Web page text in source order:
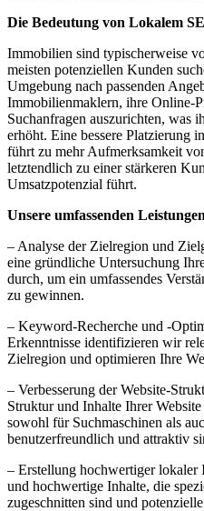
Die Bedeutung von Lokalem
Immobilien sind typischerweise
meisten potenziellen Kunden
Umgebung nach passenden
Immobilienmaklern, ihre Online-
Suchanfragen auszurichten, was
erhöht. Eine bessere Platzierung
führt zu mehr Aufmerksamkeit
letztendlich zu einer stärkeren
Umsatzpotenzial führt.
Unsere umfassenden
– Analyse der Zielregion und
eine gründliche Untersuchung
durch, um ein umfassendes
zu gewinnen.
– Keyword-Recherche und -
Erkenntnisse identifizieren wir
Zielregion und optimieren Ihre
– Verbesserung der Website-
Struktur und Inhalte Ihrer
sowohl für Suchmaschinen als
benutzerfreundlich und attraktiv
– Erstellung hochwertiger
und hochwertige Inhalte, die
zugeschnitten sind und